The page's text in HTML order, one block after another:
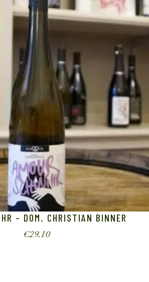
– DOM. CHRISTIAN BINNER
€29.10